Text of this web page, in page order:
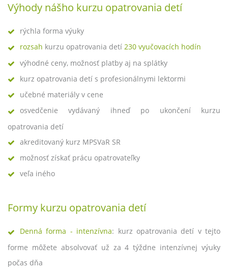
Výhody nášho kurzu opatrovania detí
rýchla forma výuky
rozsah kurzu opatrovania detí 230 vyučovacích hodín
výhodné ceny, možnosť platby aj na splátky
kurz opatrovania detí s profesionálnymi lektormi
učebné materiály v cene
osvedčenie vydávaný ihneď po ukončení kurzu
opatrovania detí
akreditovaný kurz MPSVaR SR
možnosť získať prácu opatrovateľky
veľa iného
Formy kurzu opatrovania detí
Denná forma - intenzívna: kurz opatrovania detí v tejto
forme môžete absolvovať už za 4 týždne intenzívnej výuky
počas dňa